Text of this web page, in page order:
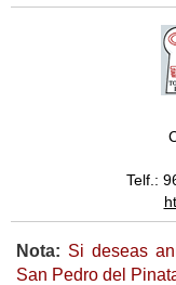
Telf.:
Nota: Si deseas
San Pedro del